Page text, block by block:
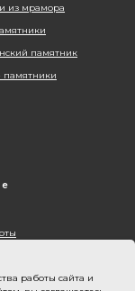
работы сайта и
из мрамора
памятник